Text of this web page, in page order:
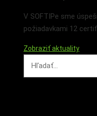
V SOFTIPe sme
požiadavkami 12
Zobraziť aktuality